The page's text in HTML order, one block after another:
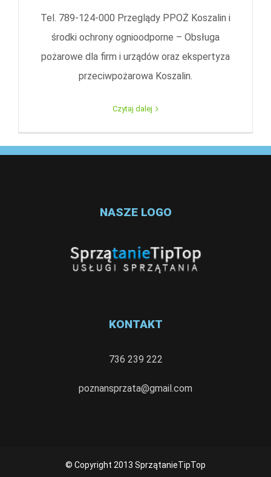
Tel. 789-124-000 Przeglądy PPOŻ Koszalin i
środki ochrony ognioodporne – Obsługa
pożarowe dla firm i urządów oraz ekspertyza
przeciwpożarowa Koszalin.
Czytaj dalej
NASZE LOGO
KONTAKT
736 239 222
poznansprzata@gmail.com
© Copyright 2013 SprzątanieTipTop